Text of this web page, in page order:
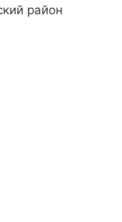
район